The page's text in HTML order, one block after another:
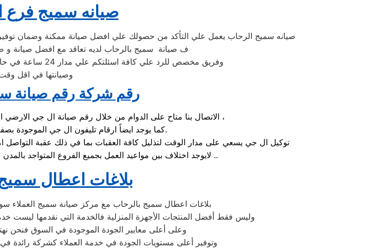
صيانه سميج فرع
صيانه سميج الرحاب يعمل علي التأكد من حصولك علي افضل صيانة ممكنة وضمان
ف صيانة سميج بالرحاب لديه تعاقد مع افضل صيانة و
وفريق مخصص للرد علي كافة اسئلتكم علي مدار 24 ساعة في حالة طلب مساعدتنا نعمل علي توصيل اجهزتكم
وصيانتها في اقل
رقم شركة رقم صيانة
الاتصال بنا متاح على الدوام من خلال رقم صيانة ال جي الارضي او بالضغط علي ايقونة الهاتف ثم الاتصال ،
كما يوجد ايضاً ارقام تليفون ال جي الموجودة بصفحة التواصل مع عملائنا.
توكيل ال جي يسعي على مدار الوقت لتذليل كافة العقبات بما في ذلك عقبة
لايوجد اختلاف بين مواعيد العمل بجميع الفروع المتواجد بالمدن والمحافظات نهدف دائماً لراحة عملائنا ..
بلاغات اعطال
بلاغات اعطال سميج بالرحاب مع مركز صيانة سميج العملاء
وليس فقط أفضل المنتجات الأجهزة المنزلية فالخدمة التي نقدمها
وعلى أعلى معايير الجودة الموجودة في السوق فنحن
وتوفير أعلى مستويات الجودة في خدمة العملاء كشركة رائدة في